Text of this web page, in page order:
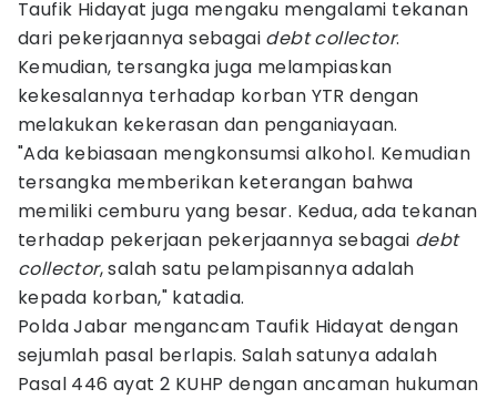
Taufik Hidayat juga mengaku mengalami tekanan
dari pekerjaannya sebagai debt collector.
Kemudian, tersangka juga melampiaskan
kekesalannya terhadap korban YTR dengan
melakukan kekerasan dan penganiayaan.
"Ada kebiasaan mengkonsumsi alkohol. Kemudian
tersangka memberikan keterangan bahwa
memiliki cemburu yang besar. Kedua, ada tekanan
terhadap pekerjaan pekerjaannya sebagai debt
collector, salah satu pelampisannya adalah
kepada korban," katadia.
Polda Jabar mengancam Taufik Hidayat dengan
sejumlah pasal berlapis. Salah satunya adalah
Pasal 446 ayat 2 KUHP dengan ancaman hukuman